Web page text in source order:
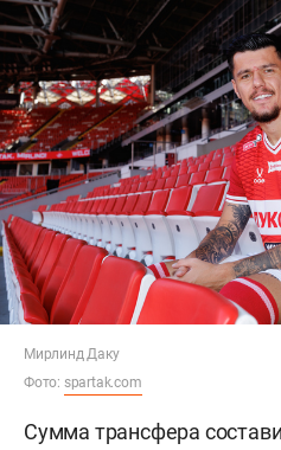
Мирлинд Даку
Фото: spartak.com
Сумма трансфера